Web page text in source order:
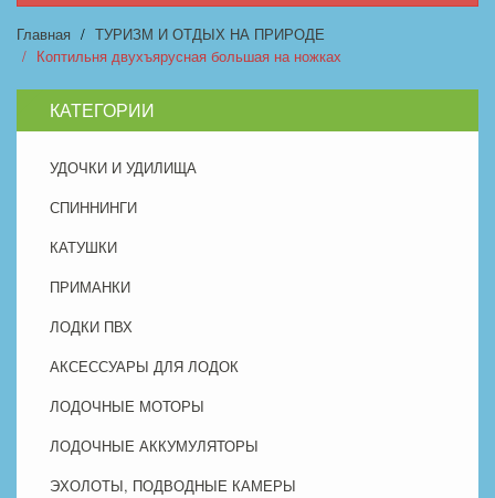
Главная
ТУРИЗМ И ОТДЫХ НА ПРИРОДЕ
Коптильня двухъярусная большая на ножках
КАТЕГОРИИ
УДОЧКИ И УДИЛИЩА
СПИННИНГИ
КАТУШКИ
ПРИМАНКИ
ЛОДКИ ПВХ
АКСЕССУАРЫ ДЛЯ ЛОДОК
ЛОДОЧНЫЕ МОТОРЫ
ЛОДОЧНЫЕ АККУМУЛЯТОРЫ
ЭХОЛОТЫ, ПОДВОДНЫЕ КАМЕРЫ